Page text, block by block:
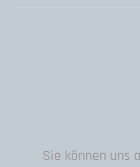
Sie können uns